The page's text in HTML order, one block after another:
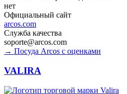
нет
Официальный сайт
arcos.com
Служба качества
soporte@arcos.com
→ Посуда Arcos с оценками
VALIRA